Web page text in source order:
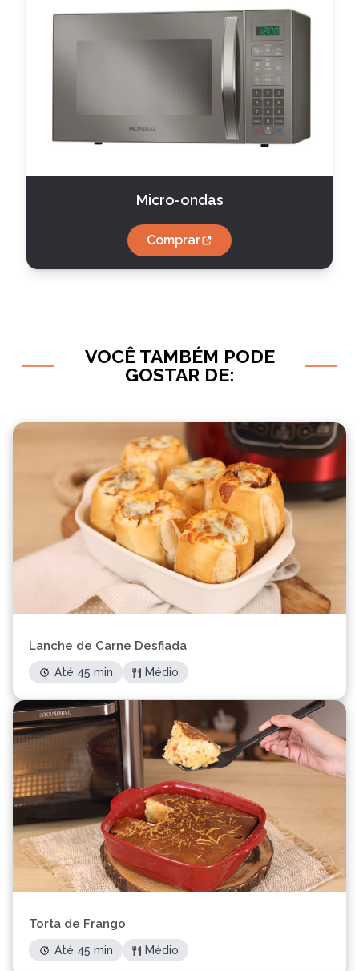
Micro-ondas
Comprar
VOCÊ TAMBÉM PODE
GOSTAR DE:
Lanche de Carne Desfiada
Até 45 min Médio
Torta de Frango
Até 45 min Médio